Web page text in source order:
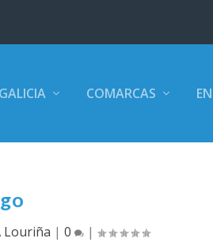
GALICIA COMARCAS
Louriña | 0 |